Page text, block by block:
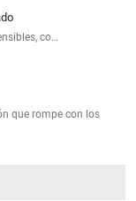
co…
que rompe con los